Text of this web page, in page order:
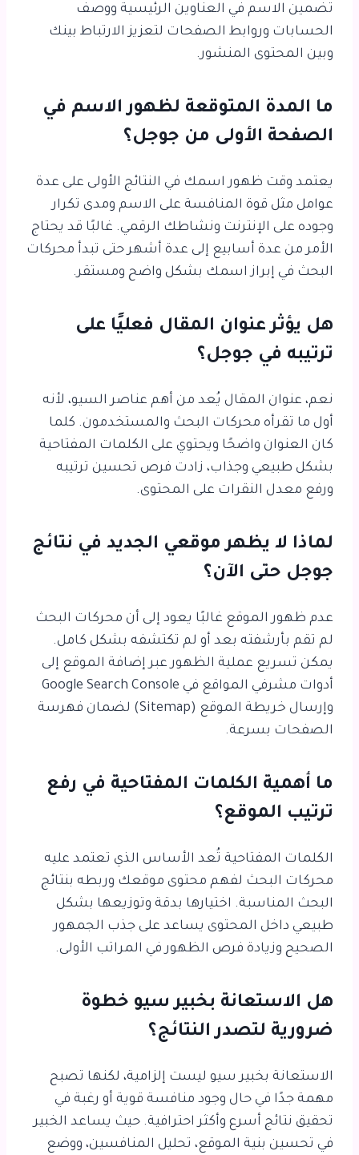
تضمين الاسم في العناوين الرئيسية ووصف
الحسابات وروابط الصفحات لتعزيز الارتباط بينك
وبين المحتوى المنشور.
ما المدة المتوقعة لظهور الاسم في
الصفحة الأولى من جوجل؟
يعتمد وقت ظهور اسمك في النتائج الأولى على عدة
عوامل مثل قوة المنافسة على الاسم ومدى تكرار
وجوده على الإنترنت ونشاطك الرقمي. غالبًا قد يحتاج
الأمر من عدة أسابيع إلى عدة أشهر حتى تبدأ محركات
البحث في إبراز اسمك بشكل واضح ومستقر.
هل يؤثر عنوان المقال فعليًا على
ترتيبه في جوجل؟
نعم، عنوان المقال يُعد من أهم عناصر السيو، لأنه
أول ما تقرأه محركات البحث والمستخدمون. كلما
كان العنوان واضحًا ويحتوي على الكلمات المفتاحية
بشكل طبيعي وجذاب، زادت فرص تحسين ترتيبه
ورفع معدل النقرات على المحتوى.
لماذا لا يظهر موقعي الجديد في نتائج
جوجل حتى الآن؟
عدم ظهور الموقع غالبًا يعود إلى أن محركات البحث
لم تقم بأرشفته بعد أو لم تكتشفه بشكل كامل.
يمكن تسريع عملية الظهور عبر إضافة الموقع إلى
أدوات مشرفي المواقع في Google Search Console
وإرسال خريطة الموقع (Sitemap) لضمان فهرسة
الصفحات بسرعة.
ما أهمية الكلمات المفتاحية في رفع
ترتيب الموقع؟
الكلمات المفتاحية تُعد الأساس الذي تعتمد عليه
محركات البحث لفهم محتوى موقعك وربطه بنتائج
البحث المناسبة. اختيارها بدقة وتوزيعها بشكل
طبيعي داخل المحتوى يساعد على جذب الجمهور
الصحيح وزيادة فرص الظهور في المراتب الأولى.
هل الاستعانة بخبير سيو خطوة
ضرورية لتصدر النتائج؟
الاستعانة بخبير سيو ليست إلزامية، لكنها تصبح
مهمة جدًا في حال وجود منافسة قوية أو رغبة في
تحقيق نتائج أسرع وأكثر احترافية. حيث يساعد الخبير
في تحسين بنية الموقع، تحليل المنافسين، ووضع